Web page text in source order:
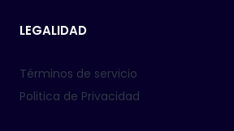
LEGALIDAD
Términos de servicio
Politica de Privacidad